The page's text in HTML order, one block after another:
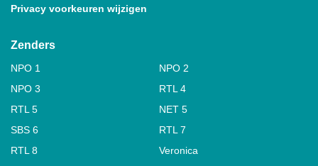
Privacy voorkeuren wijzigen
Zenders
NPO 1
NPO 2
NPO 3
RTL 4
RTL 5
NET 5
SBS 6
RTL 7
RTL 8
Veronica